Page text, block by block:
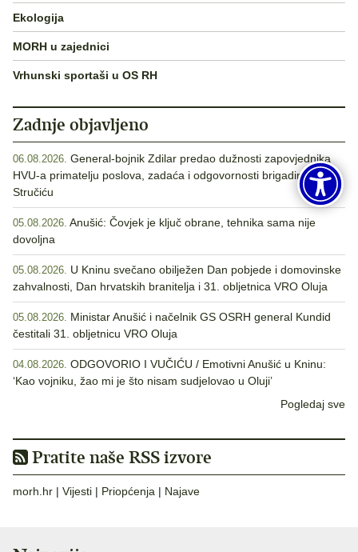
Ekologija
MORH u zajednici
Vrhunski sportaši u OS RH
Zadnje objavljeno
06.08.2026. General-bojnik Zdilar predao dužnosti zapovjednika
HVU-a primatelju poslova, zadaća i odgovornosti brigadiru
Stručiću
05.08.2026. Anušić: Čovjek je ključ obrane, tehnika sama nije
dovoljna
05.08.2026. U Kninu svečano obilježen Dan pobjede i domovinske
zahvalnosti, Dan hrvatskih branitelja i 31. obljetnica VRO Oluja
05.08.2026. Ministar Anušić i načelnik GS OSRH general Kundid
čestitali 31. obljetnicu VRO Oluja
04.08.2026. ODGOVORIO I VUČIĆU / Emotivni Anušić u Kninu:
‘Kao vojniku, žao mi je što nisam sudjelovao u Oluji’
Pogledaj sve
Pratite naše RSS izvore
morh.hr | Vijesti | Priopćenja | Najave